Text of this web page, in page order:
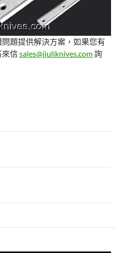
題提供解決方案，如果您有
來信sales@jiuliknives.com詢